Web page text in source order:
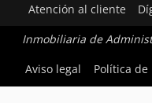
Atención al cliente
Inmobiliaria de
Aviso legal
Política de